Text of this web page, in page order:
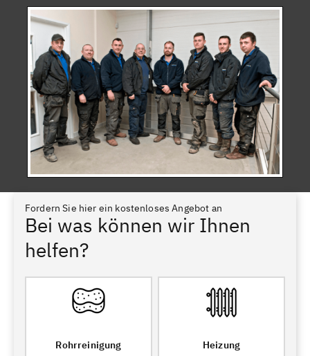
Fordern Sie hier ein kostenloses Angebot an
Bei was können wir Ihnen
helfen?
Rohrreinigung Heizung